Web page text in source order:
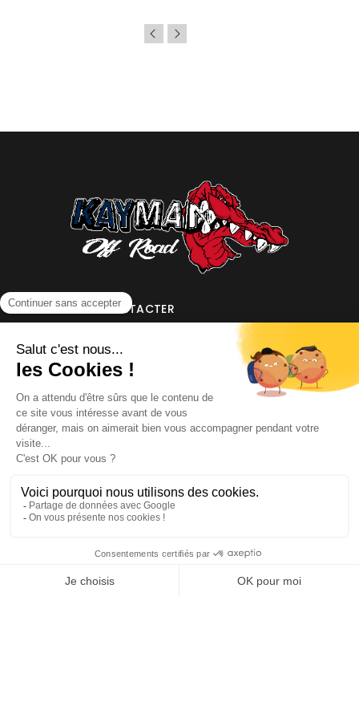
NOUS CONTACTER
INFORMATIONS
NOS PARTENAIRES
HORAIRES D'OUVERTURE
Création site ecommerce : SFIlMentions Légales